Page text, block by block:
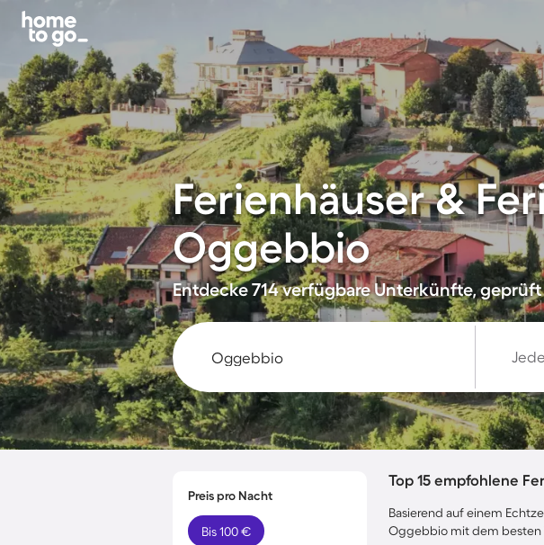
Ferienhäuser &
Oggebbio
Entdecke 714 verfügbare Unterkünfte,
Preis pro Nacht
Bis 100 €
Top 15 empfohlene
Basierend auf einem
Oggebbio mit dem besten